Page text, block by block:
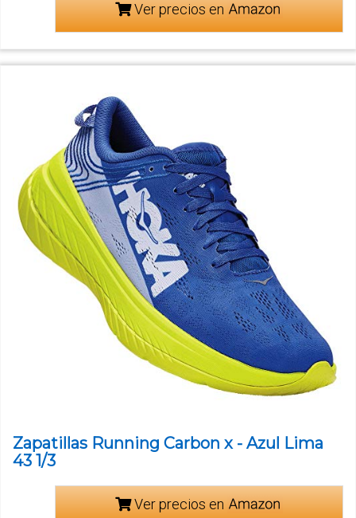
Ver precios en
Zapatillas Running Carbon x - Azul Lima
43 1/3
Ver precios en